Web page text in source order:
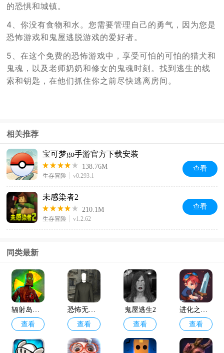
的恐惧和城镇。
4、你没有食物和水。您需要管理自己的勇气，因为您是
恐怖游戏和鬼屋逃脱游戏的爱好者。
5、在这个免费的恐怖游戏中，享受可怕的可怕的猎犬和
鬼魂，以及老师奶奶和修女的鬼魂时刻。找到逃生的线
索和钥匙，在他们抓住你之前尽快逃离房间。
相关推荐
宝可梦go手游官方下载安装
138.76M
生存冒险 v0.293.1
查看
未感染者2
210.1M
生存冒险 v1.2.62
查看
同类最新
辐射岛官方正版
查看
恐怖无面男
查看
鬼屋逃生2
查看
进化之地2免费版
查看